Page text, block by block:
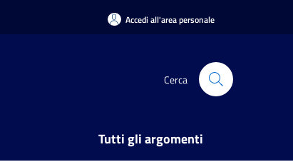
Accedi all'area personale
Cerca
Tutti gli argomenti